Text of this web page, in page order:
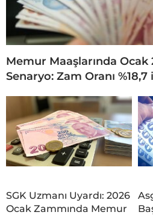
Memur Maaşlarında Ocak
Senaryo: Zam Oranı %18,7
SGK Uzmanı Uyardı: 2026
Ocak Zammında Memur